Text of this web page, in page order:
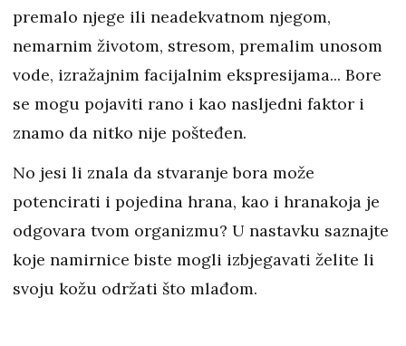
premalo njege ili neadekvatnom njegom,
nemarnim životom, stresom, premalim unosom
vode, izražajnim facijalnim ekspresijama... Bore
se mogu pojaviti rano i kao nasljedni faktor i
znamo da nitko nije pošteđen.
No jesi li znala da stvaranje bora može
potencirati i pojedina hrana, kao i hranakoja je
odgovara tvom organizmu? U nastavku saznajte
koje namirnice biste mogli izbjegavati želite li
svoju kožu održati što mlađom.